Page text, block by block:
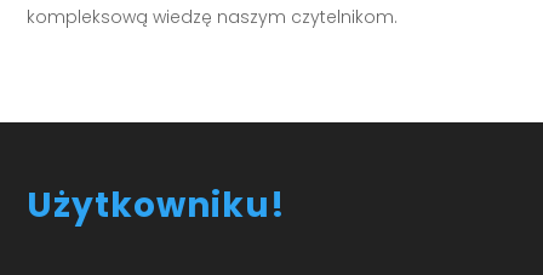
kompleksową wiedzę naszym czytelnikom.
Użytkowniku!